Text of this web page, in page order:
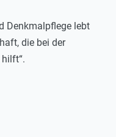
Denkmalpflege lebt
die bei der